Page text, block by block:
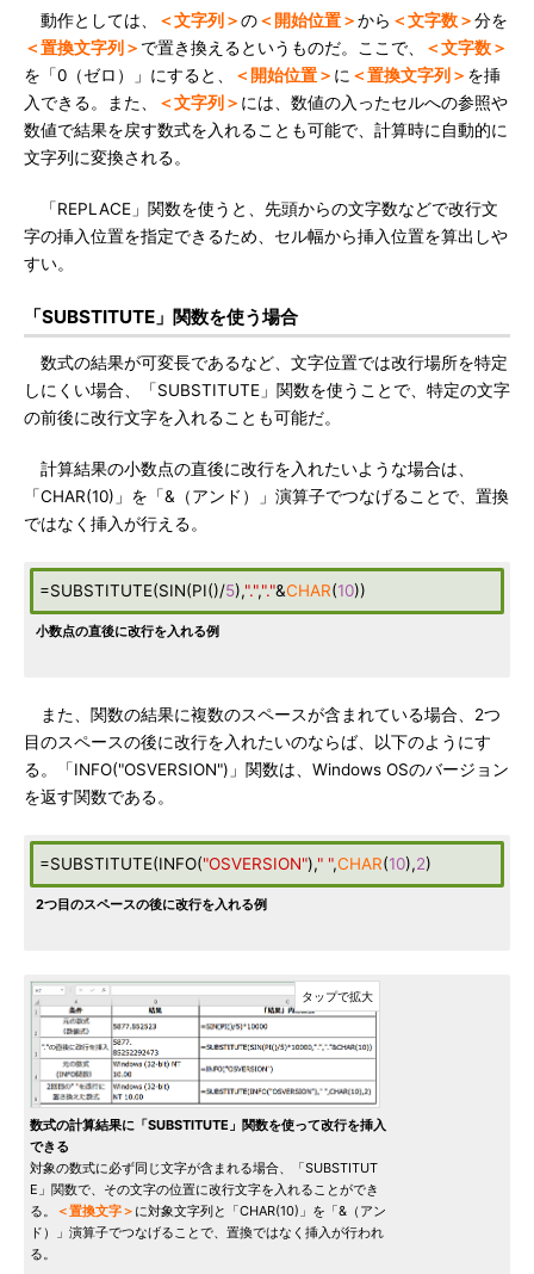
動作としては、 ＜文字列＞の＜開始位置＞から ＜文字数＞分を
＜置換文字列＞ で置き換えるというものだ。ここで、
＜文字数＞
を「0（ゼロ）」にすると、
＜開始位置＞ に ＜置換文字列＞ を挿
入できる。また、
＜文字列＞ には、数値の入ったセルへの参照や
数値で結果を戻す数式を入れることも可能で、計算時に自動的に
文字列に変換される。
「REPLACE」関数を使うと、先頭からの文字数などで改行文
字の挿入位置を指定できるため、セル幅から挿入位置を算出しや
すい。
「SUBSTITUTE」関数を使う場合
数式の結果が可変長であるなど、文字位置では改行場所を特定
しにくい場合、「SUBSTITUTE」関数を使うことで、特定の文字
の前後に改行文字を入れることも可能だ。
計算結果の小数点の直後に改行を入れたいような場合は、
「CHAR(10)」を「&（アンド）」演算子でつなげることで、置換
ではなく挿入が行える。
=SUBSTITUTE(SIN(PI()/5),".","."&CHAR(10))
小数点の直後に改行を入れる例
また、関数の結果に複数のスペースが含まれている場合、2つ
目のスペースの後に改行を入れたいのならば、以下のようにす
る。「INFO("OSVERSION")」関数は、Windows OSのバージョン
を返す関数である。
=SUBSTITUTE(INFO("OSVERSION")," ",CHAR(10),2)
2つ目のスペースの後に改行を入れる例
数式の計算結果に「SUBSTITUTE」関数を使って改行を挿入
できる
対象の数式に必ず同じ文字が含まれる場合、「SUBSTITUT
E」関数で、その文字の位置に改行文字を入れることができ
る。
＜置換文字＞ に対象文字列と「CHAR(10)」を「&（アン
ド）」演算子でつなげることで、置換ではなく挿入が行われ
る。